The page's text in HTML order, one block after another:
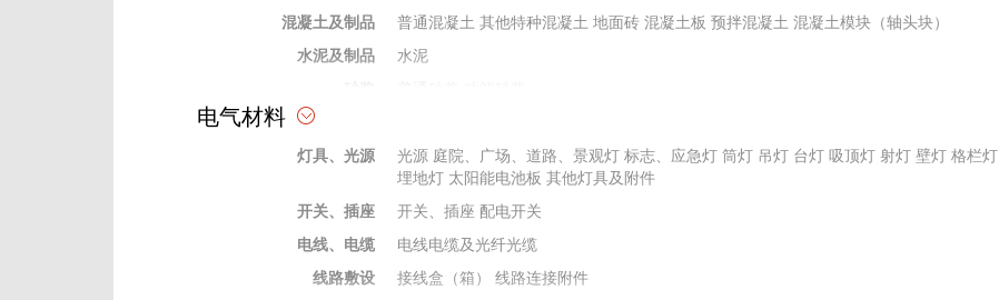
混凝土及制品
普通混凝土 其他特种混凝土 地面砖 混凝土板 预拌混凝土 混凝土模块（轴头块）
水泥及制品
水泥
砖、瓦、石、砂、灰
防水材料
防水卷材 防水油膏、剂、粉、胶类 防水屋面瓦 堵漏止水材料 防水灰浆 油料、树脂
保温墙板 其他保温材料 其他耐火材料
防腐材料
防腐剂
掺合料
矿粉 灰、粉、土等掺合填充料
外加剂及修补剂
界面剂 密实剂 减水剂 抗裂防水剂
电气材料
灯具、光源 光源 庭院、广场、道路、景观灯 标志、应急灯 筒灯 吊灯 台灯 吸顶灯 射灯 壁灯 格栏灯
埋地灯 太阳能电池板 其他灯具及附件
开关、插座
开关、插座 配电开关
电线、电缆
电线电缆及光纤光缆
线路敷设
接线盒（箱）
线路连接附件